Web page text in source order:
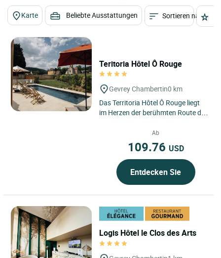
Karte Beliebte Ausstattungen Sortieren nach
Teritoria Hôtel Ô Rouge
Gevrey Chambertin0 km
Das Territoria Hôtel Ô Rouge liegt
im Herzen der berühmten Route des
Burgund, wo Weinberge...
Ab
109.76 USD
Entdecken Sie
Logis Hôtel le Clos des Arts